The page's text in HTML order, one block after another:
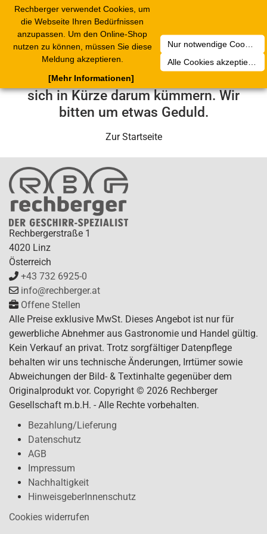
Rechberger verwendet Cookies, um
die Webseite Ihren Bedürfnissen
anzupassen. Um den Online-Shop
nutzen zu können, müssen Sie diese
Meldung akzeptieren.
Nur notwendige Cookies akzeptieren
Alle Cookies akzeptieren
[Mehr Informationen]
Leider ist ein technischer Fehler
aufgetreten. Unser Service-Team wird
sich in Kürze darum kümmern. Wir
bitten um etwas Geduld.
Zur Startseite
Rechbergerstraße 1
4020 Linz
Österreich
+43 732 6925-0
info@rechberger.at
Offene Stellen
Alle Preise exklusive MwSt. Dieses Angebot ist nur für
gewerbliche Abnehmer aus Gastronomie und Handel gültig.
Kein Verkauf an privat. Trotz sorgfältiger Datenpflege
behalten wir uns technische Änderungen, Irrtümer sowie
Abweichungen der Bild- & Textinhalte gegenüber dem
Originalprodukt vor. Copyright © 2026 Rechberger
Gesellschaft m.b.H. - Alle Rechte vorbehalten.
Bezahlung/Lieferung
Datenschutz
AGB
Impressum
Nachhaltigkeit
HinweisgeberInnenschutz
Cookies widerrufen